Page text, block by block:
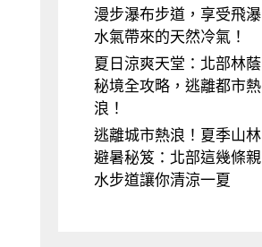
漫步瀑布步道，享受飛瀑
水氣帶來的天然冷氣！
夏日涼爽天堂：北部林蔭
秘境全攻略，逃離都市熱
浪！
逃離城市熱浪！夏季山林
避暑秘笈：北部這幾條親
水步道讓你清涼一夏